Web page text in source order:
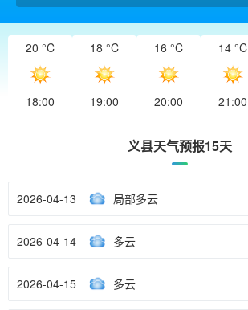
20 °C
18:00
18 °C
19:00
16 °C
20:00
14 °C
21:00
义县天气预报15天
2026-04-13 局部多云
2026-04-14 多云
2026-04-15 多云